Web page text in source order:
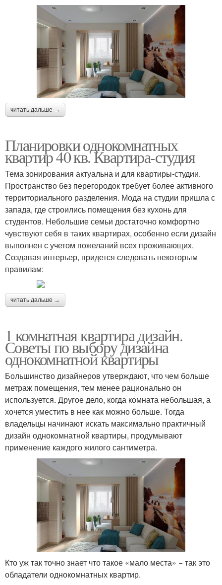
читать дальше →
Планировки однокомнатных
квартир 40 кв. Квартира-студия
Тема зонирования актуальна и для квартиры-студии.
Пространство без перегородок требует более активного
территориального разделения. Мода на студии пришла с
запада, где строились помещения без кухонь для
студентов. Небольшие семьи достаточно комфортно
чувствуют себя в таких квартирах, особенно если дизайн
выполнен с учетом пожеланий всех проживающих.
Создавая интерьер, придется следовать некоторым
правилам:
читать дальше →
1 комнатная квартира дизайн.
Советы по выбору дизайна
однокомнатной квартиры
Большинство дизайнеров утверждают, что чем больше
метраж помещения, тем менее рационально он
используется. Другое дело, когда комната небольшая, а
хочется уместить в нее как можно больше. Тогда
владельцы начинают искать максимально практичный
дизайн однокомнатной квартиры, продумывают
применение каждого жилого сантиметра.
Кто уж так точно знает что такое «мало места» − так это
обладатели однокомнатных квартир.